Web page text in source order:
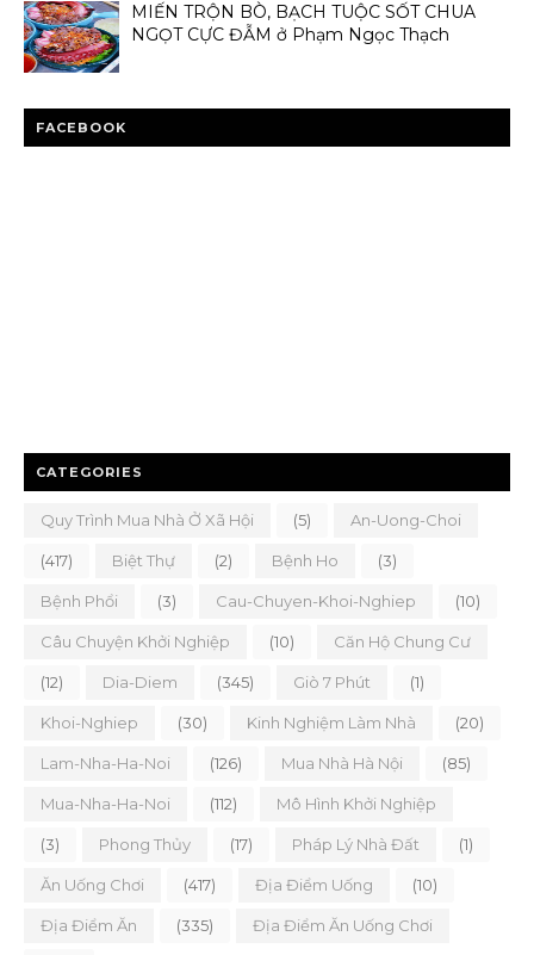
MIẾN TRỘN BÒ, BẠCH TUỘC SỐT CHUA
NGỌT CỰC ĐẪM ở Phạm Ngọc Thạch
FACEBOOK
CATEGORIES
Quy Trình Mua Nhà Ở Xã Hội (5) An-Uong-Choi
(417) Biệt Thự (2) Bệnh Ho (3)
Bệnh Phổi (3) Cau-Chuyen-Khoi-Nghiep (10)
Câu Chuyện Khởi Nghiệp (10) Căn Hộ Chung Cư
(12) Dia-Diem (345) Giò 7 Phút (1)
Khoi-Nghiep (30) Kinh Nghiệm Làm Nhà (20)
Lam-Nha-Ha-Noi (126) Mua Nhà Hà Nội (85)
Mua-Nha-Ha-Noi (112) Mô Hình Khởi Nghiệp
(3) Phong Thủy (17) Pháp Lý Nhà Đất (1)
Ăn Uống Chơi (417) Địa Điểm Uống (10)
Địa Điểm Ăn (335) Địa Điểm Ăn Uống Chơi